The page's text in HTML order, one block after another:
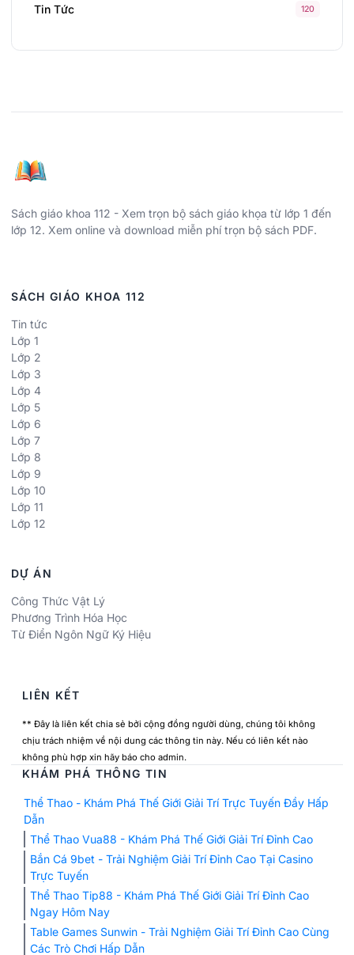
Tin Tức 120
Sách giáo khoa 112 - Xem trọn bộ sách giáo khọa từ lớp 1 đến
lớp 12. Xem online và download miễn phí trọn bộ sách PDF.
SÁCH GIÁO KHOA 112
Tin tức
Lớp 1
Lớp 2
Lớp 3
Lớp 4
Lớp 5
Lớp 6
Lớp 7
Lớp 8
Lớp 9
Lớp 10
Lớp 11
Lớp 12
DỰ ÁN
Công Thức Vật Lý
Phương Trình Hóa Học
Từ Điển Ngôn Ngữ Ký Hiệu
LIÊN KẾT
** Đây là liên kết chia sẻ bởi cộng đồng người dùng, chúng tôi không
chịu trách nhiệm về nội dung các thông tin này. Nếu có liên kết nào
không phù hợp xin hãy báo cho admin.
KHÁM PHÁ THÔNG TIN
Thể Thao - Khám Phá Thế Giới Giải Trí Trực Tuyến Đầy Hấp
Dẫn
Thể Thao Vua88 - Khám Phá Thế Giới Giải Trí Đỉnh Cao
Bắn Cá 9bet - Trải Nghiệm Giải Trí Đỉnh Cao Tại Casino
Trực Tuyến
Thể Thao Tip88 - Khám Phá Thế Giới Giải Trí Đỉnh Cao
Ngay Hôm Nay
Table Games Sunwin - Trải Nghiệm Giải Trí Đỉnh Cao Cùng
Các Trò Chơi Hấp Dẫn